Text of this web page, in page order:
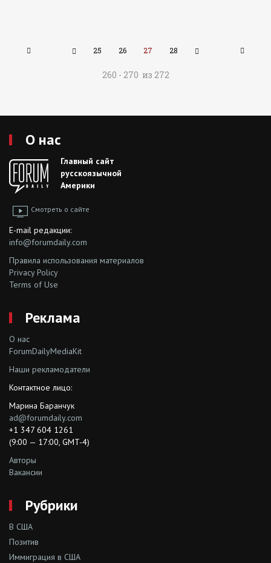
25 26 27 28
260 - 270 из 272
О нас
Главный сайт
русскоязычной
Америки
Смотреть о сайте
E-mail редакции:
info@forumdaily.com
Правила использования материалов
Privacy Policy
Terms of Use
Реклама
О нас
ForumDailyMediaKit
Наши рекламодатели
Контактное лицо:
Марина Баранчук
ad@forumdaily.com
+1 347 604 1261
(9:00 — 17:00, GMT-4)
Авторы
Вакансии
Рубрики
В США
Позитив
Иммиграция в США